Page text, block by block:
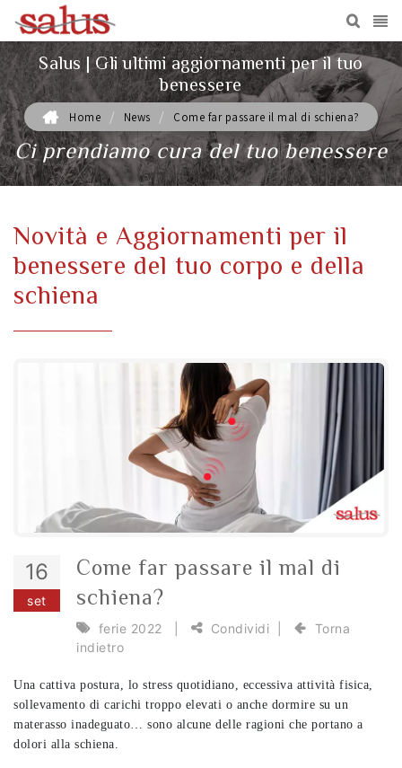
Salus | Gli ultimi aggiornamenti per il tuo
benessere
Home / News / Come far passare il mal di schiena?
Ci prendiamo cura del tuo benessere
Novità e Aggiornamenti per il
benessere del tuo corpo e della
schiena
16
set
Come far passare il mal di
schiena?
ferie 2022 Condividi
Torna
indietro
Una cattiva postura, lo stress quotidiano, eccessiva attività fisica,
sollevamento di carichi troppo elevati o anche dormire su un
materasso inadeguato… sono alcune delle ragioni che portano a
dolori alla schiena.